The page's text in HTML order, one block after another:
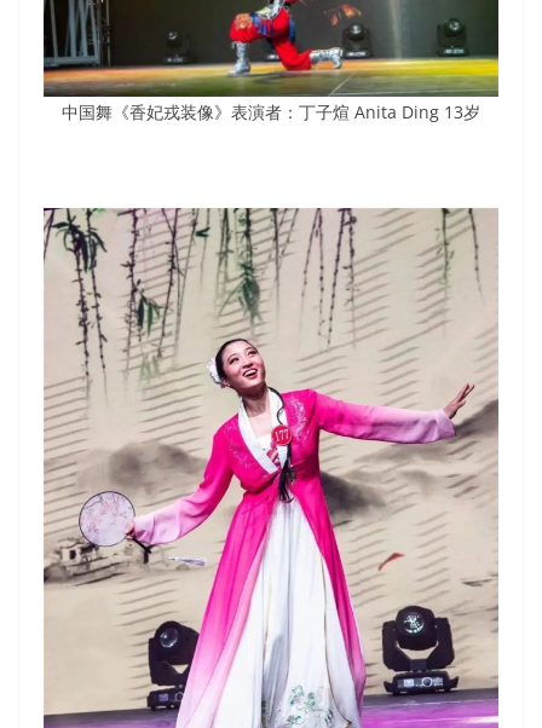
中国舞《香妃戎装像》表演者：丁子煊 Anita Ding 13岁